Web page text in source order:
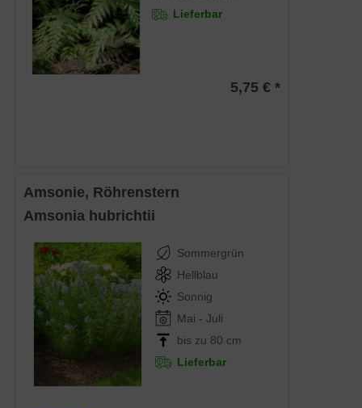
Lieferbar
5,75 € *
Amsonie, Röhrenstern
Amsonia hubrichtii
Sommergrün
Hellblau
Sonnig
Mai - Juli
bis zu 80 cm
Lieferbar